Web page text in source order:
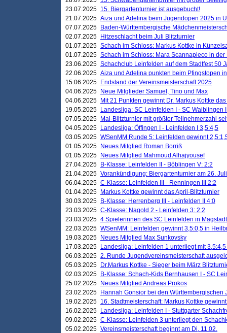
23.07.2025 15. Biergartenturnier ist ausgebucht!
21.07.2025 Aiza und Adelina beim Jugendopen 2025 in
07.07.2025
Baden-Württembergische
02.07.2025
Hitzeschlacht beim Juli Blitzturnier
01.07.2025 Schach im Schloss: Markus Kottke in
01.07.2025 Schach im Schloss: Mara Scannapieco in der
23.06.2025 Schachclub Leinfelden auf dem Stadtfest 50
22.06.2025 Aiza und Adelina punkten beim Pfingstopen
15.06.2025
Endstand der Vereinsmeisterschaft 2025
04.06.2025
Neue Mitglieder Samuel, Tino und Max
04.06.2025
Mit 21 Punkten gewinnt Dr. Markus Kottke
19.05.2025
Landesliga: SC Leinfelden I - SC Waiblingen
07.05.2025
Mai-Blitzturnier mit größter Teilnehmerzahl
04.05.2025
Landesliga: Öffingen I - Leinfelden I 3,5:4,5
03.05.2025 WSenMM Runde 5: Leinfelden gewinnt
01.05.2025
Neues Mitglied Roman Borriß
01.05.2025
Neues Mitglied Mahmoud Alhajyousef
27.04.2025
B-Klasse: Leinfelden II - Böblingen V: 2:2
21.04.2025 Vorankündigung: Biergartenturnier am 26. Juli
06.04.2025 C-Klasse: Leinfelden III - Renningen III 2:2
01.04.2025
Markus Kottke gewinnt das April-Blitzturnier
30.03.2025
B-Klasse: Herrenberg III - Leinfelden II 4:0
23.03.2025 C-Klasse: Nagold 2 - Leinfelden 3: 2:2
23.03.2025 4 Spielerinnen des SC Leinfelden in Magstadt
22.03.2025 WSenMM: Leinfelden gewinnt 3,5:0,5 in
19.03.2025
Neues Mitglied Max Sunkovsky
17.03.2025
Landesliga: Leinfelden 1 unterliegt mit
06.03.2025 2. Runde Jugendvereinsmeisterschaft
05.03.2025
Dr.Markus Kottke - Sieger beim März
02.03.2025
B-Klasse: Schach-Kids Bernhausen I - SC
25.02.2025
Neues Mitglied Andreas Prokos
23.02.2025
Hannah Gonsior bei den Württembergischen
19.02.2025 16. Stadtmeisterschaft: Markus Kottke
16.02.2025
Landesliga: Leinfelden I - Stuttgarter
09.02.2025 C-Klasse: Leinfelden 3 unterliegt den
05.02.2025 Vereinsmeisterschaft beginnt am Di, 11.02.